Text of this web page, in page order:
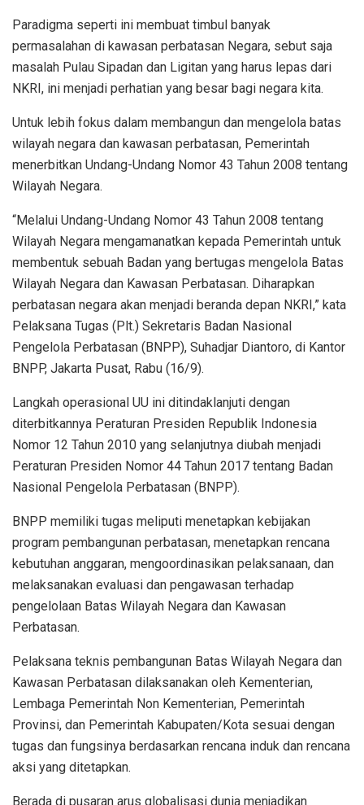
Paradigma seperti ini membuat timbul banyak
permasalahan di kawasan perbatasan Negara, sebut saja
masalah Pulau Sipadan dan Ligitan yang harus lepas dari
NKRI, ini menjadi perhatian yang besar bagi negara kita.
Untuk lebih fokus dalam membangun dan mengelola batas
wilayah negara dan kawasan perbatasan, Pemerintah
menerbitkan Undang-Undang Nomor 43 Tahun 2008 tentang
Wilayah Negara.
“Melalui Undang-Undang Nomor 43 Tahun 2008 tentang
Wilayah Negara mengamanatkan kepada Pemerintah untuk
membentuk sebuah Badan yang bertugas mengelola Batas
Wilayah Negara dan Kawasan Perbatasan. Diharapkan
perbatasan negara akan menjadi beranda depan NKRI,” kata
Pelaksana Tugas (Plt.) Sekretaris Badan Nasional
Pengelola Perbatasan (BNPP), Suhadjar Diantoro, di Kantor
BNPP, Jakarta Pusat, Rabu (16/9).
Langkah operasional UU ini ditindaklanjuti dengan
diterbitkannya Peraturan Presiden Republik Indonesia
Nomor 12 Tahun 2010 yang selanjutnya diubah menjadi
Peraturan Presiden Nomor 44 Tahun 2017 tentang Badan
Nasional Pengelola Perbatasan (BNPP).
BNPP memiliki tugas meliputi menetapkan kebijakan
program pembangunan perbatasan, menetapkan rencana
kebutuhan anggaran, mengoordinasikan pelaksanaan, dan
melaksanakan evaluasi dan pengawasan terhadap
pengelolaan Batas Wilayah Negara dan Kawasan
Perbatasan.
Pelaksana teknis pembangunan Batas Wilayah Negara dan
Kawasan Perbatasan dilaksanakan oleh Kementerian,
Lembaga Pemerintah Non Kementerian, Pemerintah
Provinsi, dan Pemerintah Kabupaten/Kota sesuai dengan
tugas dan fungsinya berdasarkan rencana induk dan rencana
aksi yang ditetapkan.
Berada di pusaran arus globalisasi dunia menjadikan